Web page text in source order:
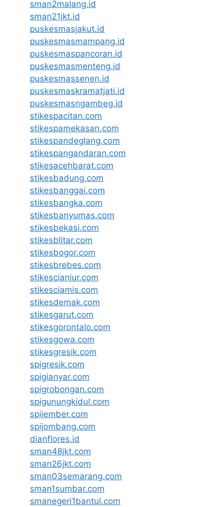
sman2malang.id
sman21jkt.id
puskesmasjakut.id
puskesmasmampang.id
puskesmaspancoran.id
puskesmasmenteng.id
puskesmassenen.id
puskesmaskramatjati.id
puskesmasngambeg.id
stikespacitan.com
stikespamekasan.com
stikespandeglang.com
stikespangandaran.com
stikesacehbarat.com
stikesbadung.com
stikesbanggai.com
stikesbangka.com
stikesbanyumas.com
stikesbekasi.com
stikesblitar.com
stikesbogor.com
stikesbrebes.com
stikescianjur.com
stikesciamis.com
stikesdemak.com
stikesgarut.com
stikesgorontalo.com
stikesgowa.com
stikesgresik.com
spigresik.com
spigianyar.com
spigrobongan.com
spigunungkidul.com
spijember.com
spijombang.com
dianflores.id
sman48jkt.com
sman26jkt.com
sman03semarang.com
sman1sumbar.com
smanegeri1bantul.com